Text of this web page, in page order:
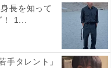
長を知って
1...
手タレント」